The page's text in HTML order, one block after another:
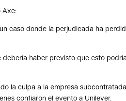
Axe:
caso donde la perjudicada ha
debería haber previsto que esto
la culpa a la empresa
confiaron el evento a Unilever.